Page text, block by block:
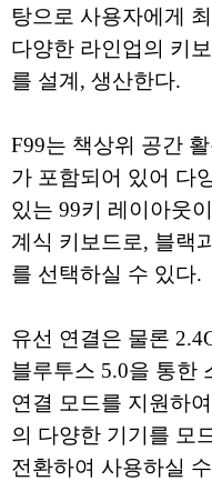
탕으로 사용자에게
다양한 라인업의 키
를 설계, 생산한다.
F99는 책상위 공간
가 포함되어 있어 다
있는 99키 레이아웃
계식 키보드로, 블랙
를 선택하실 수 있다.
유선 연결은 물론
블루투스 5.0을 통한
연결 모드를 지원하
의 다양한 기기를 모
전환하여 사용하실